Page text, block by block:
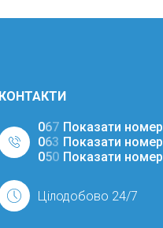
КОНТАКТИ
067 Показати номер
063 Показати номер
050 Показати номер
Цілодобово 24/7